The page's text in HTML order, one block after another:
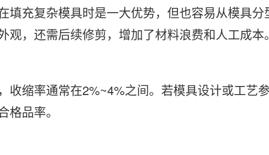
填充复杂模具时是一大优势，但也容易从模具分
，还需后续修剪，增加了材料浪费和人工成本。
收缩率通常在2%~4%之间。若模具设计或工艺
品率。